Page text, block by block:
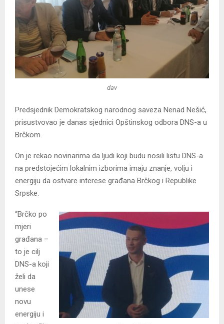
dav
Predsjednik Demokratskog narodnog saveza Nenad Nešić,
prisustvovao je danas sjednici Opštinskog odbora DNS-a u
Brčkom.
On je rekao novinarima da ljudi koji budu nosili listu DNS-a
na predstojećim lokalnim izborima imaju znanje, volju i
energiju da ostvare interese građana Brčkog i Republike
Srpske.
“Brčko po
mjeri
građana –
to je cilj
DNS-a koji
želi da
unese
novu
energiju i